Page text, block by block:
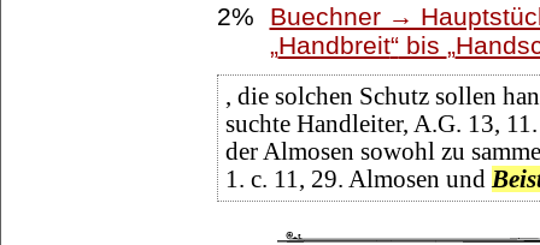
2%
Buechner →
Handbreit bis
, die solchen Schutz sollen
suchte Handleiter, A.G. 13,
der Almosen sowohl zu
1. c. 11, 29. Almosen und